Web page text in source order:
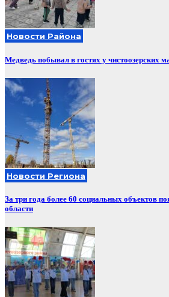
Новости Района
Медведь побывал в гостях у чистоозерских
Новости Региона
За три года более 60 социальных объектов
области